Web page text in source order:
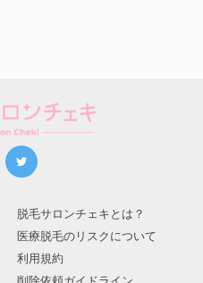
脱毛サロンチェキとは？
医療脱毛のリスクについて
利用規約